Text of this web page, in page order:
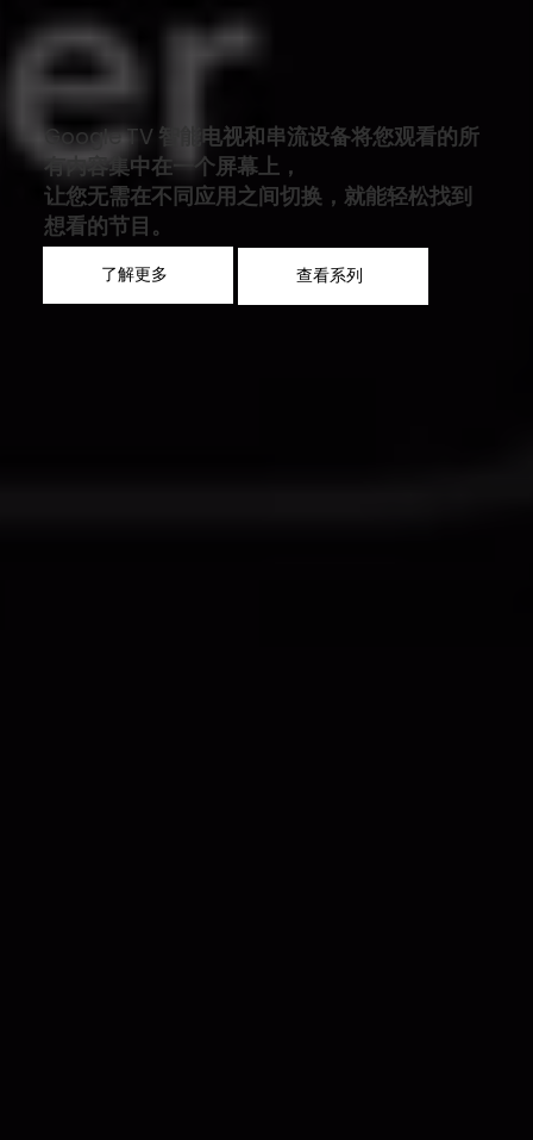
Google TV 智能电视和串流设备将您观看的所
有内容集中在一个屏幕上，
让您无需在不同应用之间切换，就能轻松找到
想看的节目。
了解更多 查看系列